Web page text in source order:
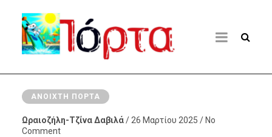
ΑΝΟΙΧΤΉ ΠΌΡΤΑ
Ωραιοζήλη-Τζίνα Δαβιλά/ 26 Μαρτίου 2025 / No
Comment